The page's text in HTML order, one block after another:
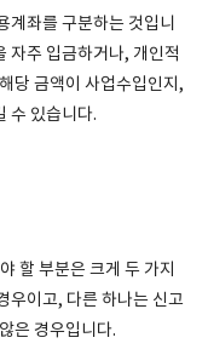
계좌를 구분하는 것입니
자주 입금하거나, 개인적
당 금액이 사업수입인지,
수 있습니다.
할 부분은 크게 두 가지
우이고, 다른 하나는 신고
은 경우입니다.